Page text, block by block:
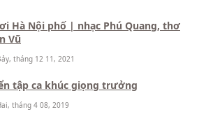
Hà Nội phố | nhạc Phú Quang, thơ
Vũ
tháng 12 11, 2021
tập ca khúc giọng trưởng
tháng 4 08, 2019